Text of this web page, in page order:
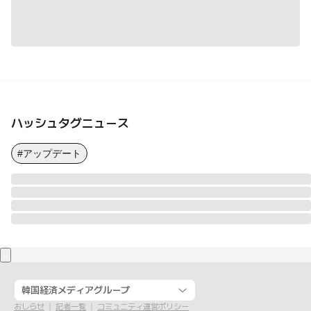
ハッシュタグニュース
#アップデート
韓国経済メディアグループ
おしらせ 記者一覧 コミュニティ運営ポリシー